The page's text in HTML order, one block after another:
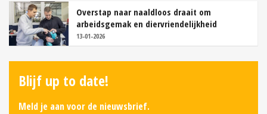
Overstap naar naaldloos draait om
arbeidsgemak en diervriendelijkheid
13-01-2026
Blijf up to date!
Meld je aan voor de nieuwsbrief.